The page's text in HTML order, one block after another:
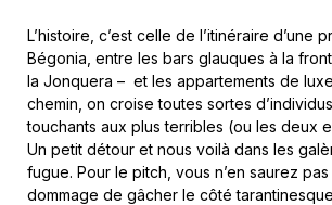
L’histoire, c’est celle de l’itinéraire d’une
Bégonia, entre les bars glauques à la
la Jonquera – et les appartements de
chemin, on croise toutes sortes
touchants aux plus terribles (ou les deux
Un petit détour et nous voilà dans les
fugue. Pour le pitch, vous n’en saurez
dommage de gâcher le côté